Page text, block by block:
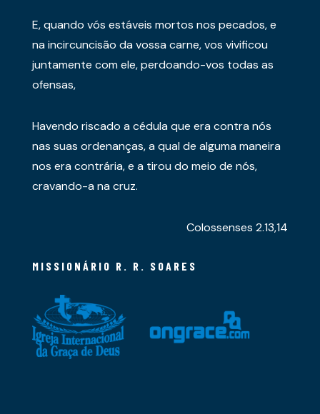
E, quando vós estáveis mortos nos pecados, e
na incircuncisão da vossa carne, vos vivificou
juntamente com ele, perdoando-vos todas as
ofensas,
Havendo riscado a cédula que era contra nós
nas suas ordenanças, a qual de alguma maneira
nos era contrária, e a tirou do meio de nós,
cravando-a na cruz.
Colossenses 2.13,14
MISSIONÁRIO R. R. SOARES